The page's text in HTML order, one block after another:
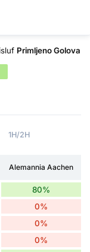
Primljeno Golova
1H/2H
Alemannia Aachen
80%
0%
0%
0%